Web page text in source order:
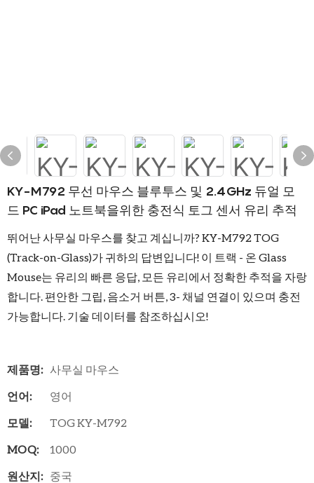
KY-M792 무선 마우스 블루투스 및 2.4GHz 듀얼 모
드 PC iPad 노트북을위한 충전식 토그 센서 유리 추적
뛰어난 사무실 마우스를 찾고 계십니까? KY-M792 TOG
(Track-on-Glass)가 귀하의 답변입니다! 이 트랙 - 온 Glass
Mouse는 유리의 빠른 응답, 모든 유리에서 정확한 추적을 자랑
합니다. 편안한 그립, 음소거 버튼, 3- 채널 연결이 있으며 충전
가능합니다. 기술 데이터를 참조하십시오!
제품명: 사무실 마우스
언어:
영어
모델:
TOG KY-M792
MOQ:
1000
원산지: 중국